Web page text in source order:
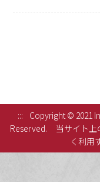
:::
Copyright © 2021
Reserved.
当サイト
く利用